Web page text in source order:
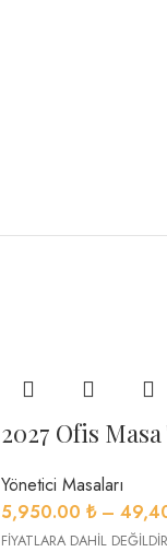
2027 Ofis Masa
Yönetici Masaları
5,950.00 ₺ –
FİYATLARA DAHİL